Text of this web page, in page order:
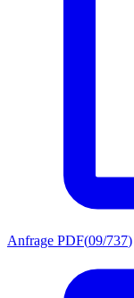
Anfrage PDF(09/737)